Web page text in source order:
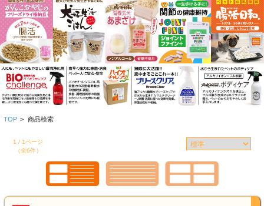
TOP > 商品検索
1 / 1ページ
（全6件）